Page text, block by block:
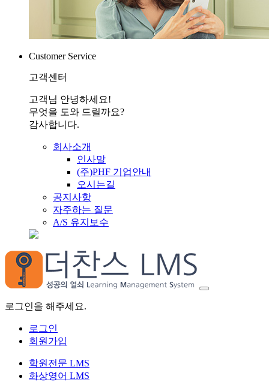
Customer Service
고객센터
고객님 안녕하세요!
무엇을 도와 드릴까요?
감사합니다.
회사소개
인사말
(주)PHF 기업안내
오시는길
공지사항
자주하는 질문
A/S 유지보수
로그인을 해주세요.
로그인
회원가입
학원전문 LMS
화상영어 LMS